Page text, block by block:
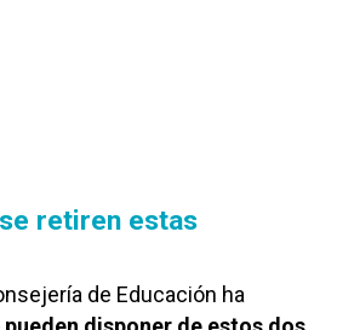
retiren estas
de Educación ha